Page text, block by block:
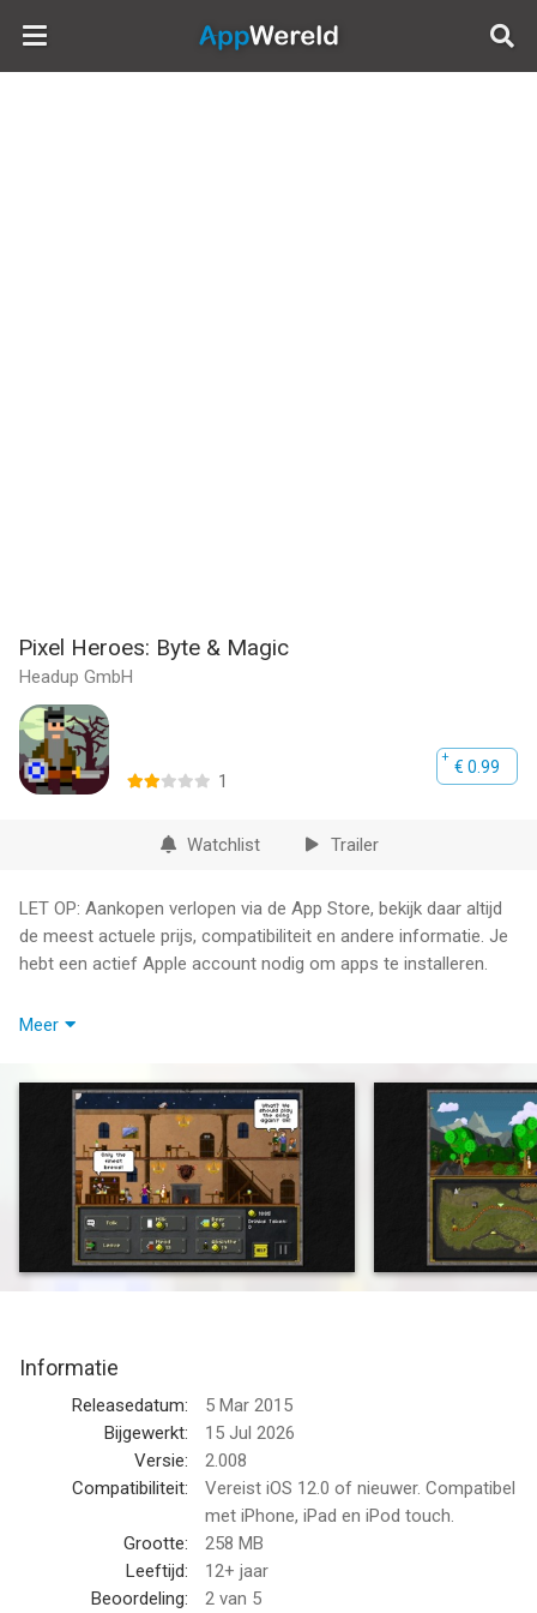
AppWereld
Pixel Heroes: Byte & Magic
Headup GmbH
€ 0.99
1
Watchlist Trailer
LET OP: Aankopen verlopen via de App Store, bekijk daar altijd
de meest actuele prijs, compatibiliteit en andere informatie. Je
hebt een actief Apple account nodig om apps te installeren.
„Listen! The end is nigh!! Hear my words and prepare! An
have started recruiting people for their cause all over the
country. I fear that they want to try to awaken something which
should be left sleeping. Something dangerous and sinister!
Something that might destroy us all. Spend your last of days
wisely...“
Enter the world of PIXEL HEROES and prepare yourself for a
thrilling RPG/Roguelike experience like you have never seen
Explore a randomized world full of hilarious events, deadly
dungeons and the weirdest NPCs you will ever meet in a game!
Choose three heroes for your party and take them on a
journey that will be completely different each time you start a
new game. Bath in a pool of procedurally generated loot and
defeat the evil forces that threaten the township of Pixton!
Features:
Meer
Informatie
Releasedatum:
5 Mar 2015
Bijgewerkt:
15 Jul 2026
Versie:
2.008
Compatibiliteit:
Vereist iOS 12.0 of nieuwer. Compatibel
met iPhone, iPad en iPod touch.
Grootte:
258 MB
Leeftijd:
12+ jaar
Beoordeling:
2 van 5